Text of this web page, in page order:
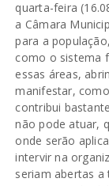
quarta-feira
a Câmara
para a
como o sistema
essas áreas,
manifestar,
contribui
não pode atuar,
onde serão
intervir na
seriam abertas a